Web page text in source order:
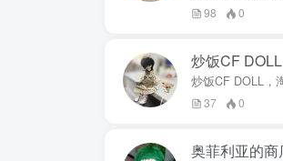
98 0
炒饭CF DOLL
炒饭CF DOLL，
37 0
奥菲利亚的商